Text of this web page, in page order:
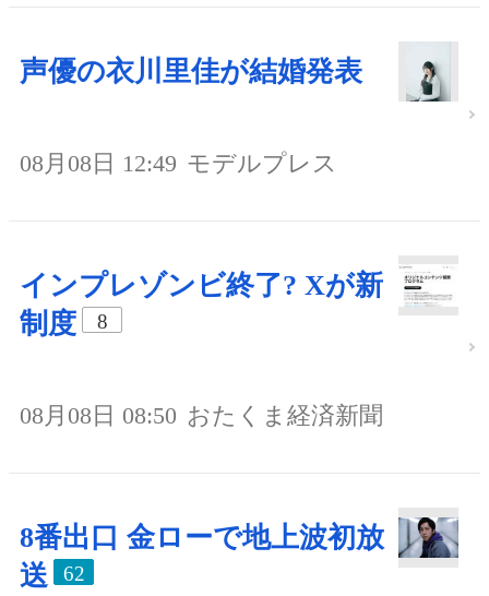
声優の衣川里佳が結婚発表
08月08日 12:49 モデルプレス
インプレゾンビ終了? Xが新
制度
8
08月08日 08:50 おたくま経済新聞
8番出口 金ローで地上波初放
送
62